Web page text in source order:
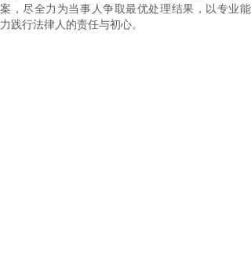
案，尽全力为当事人争取最优处理结果，以专业能
力践行法律人的责任与初心。